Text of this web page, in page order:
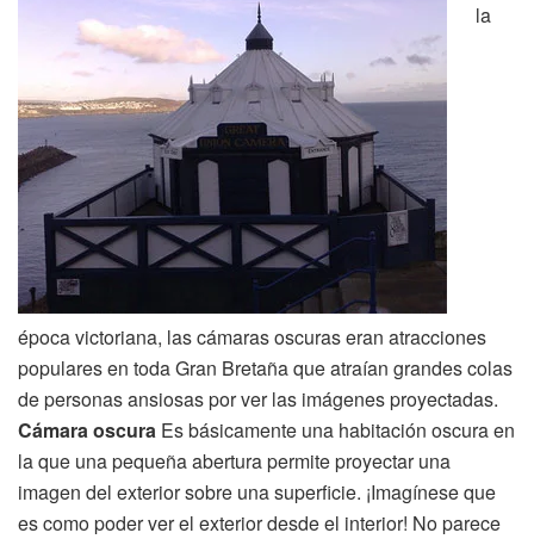
la
época victoriana, las cámaras oscuras eran atracciones
populares en toda Gran Bretaña que atraían grandes colas
de personas ansiosas por ver las imágenes proyectadas.
Cámara oscura Es básicamente una habitación oscura en
la que una pequeña abertura permite proyectar una
imagen del exterior sobre una superficie. ¡Imagínese que
es como poder ver el exterior desde el interior! No parece